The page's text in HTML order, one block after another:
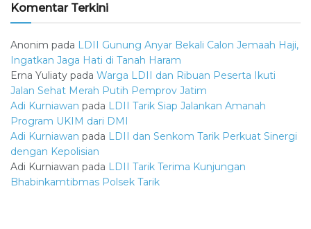
Komentar Terkini
Anonim pada LDII Gunung Anyar Bekali Calon Jemaah Haji,
Ingatkan Jaga Hati di Tanah Haram
Erna Yuliaty pada Warga LDII dan Ribuan Peserta Ikuti
Jalan Sehat Merah Putih Pemprov Jatim
Adi Kurniawan pada LDII Tarik Siap Jalankan Amanah
Program UKIM dari DMI
Adi Kurniawan pada LDII dan Senkom Tarik Perkuat Sinergi
dengan Kepolisian
Adi Kurniawan pada LDII Tarik Terima Kunjungan
Bhabinkamtibmas Polsek Tarik